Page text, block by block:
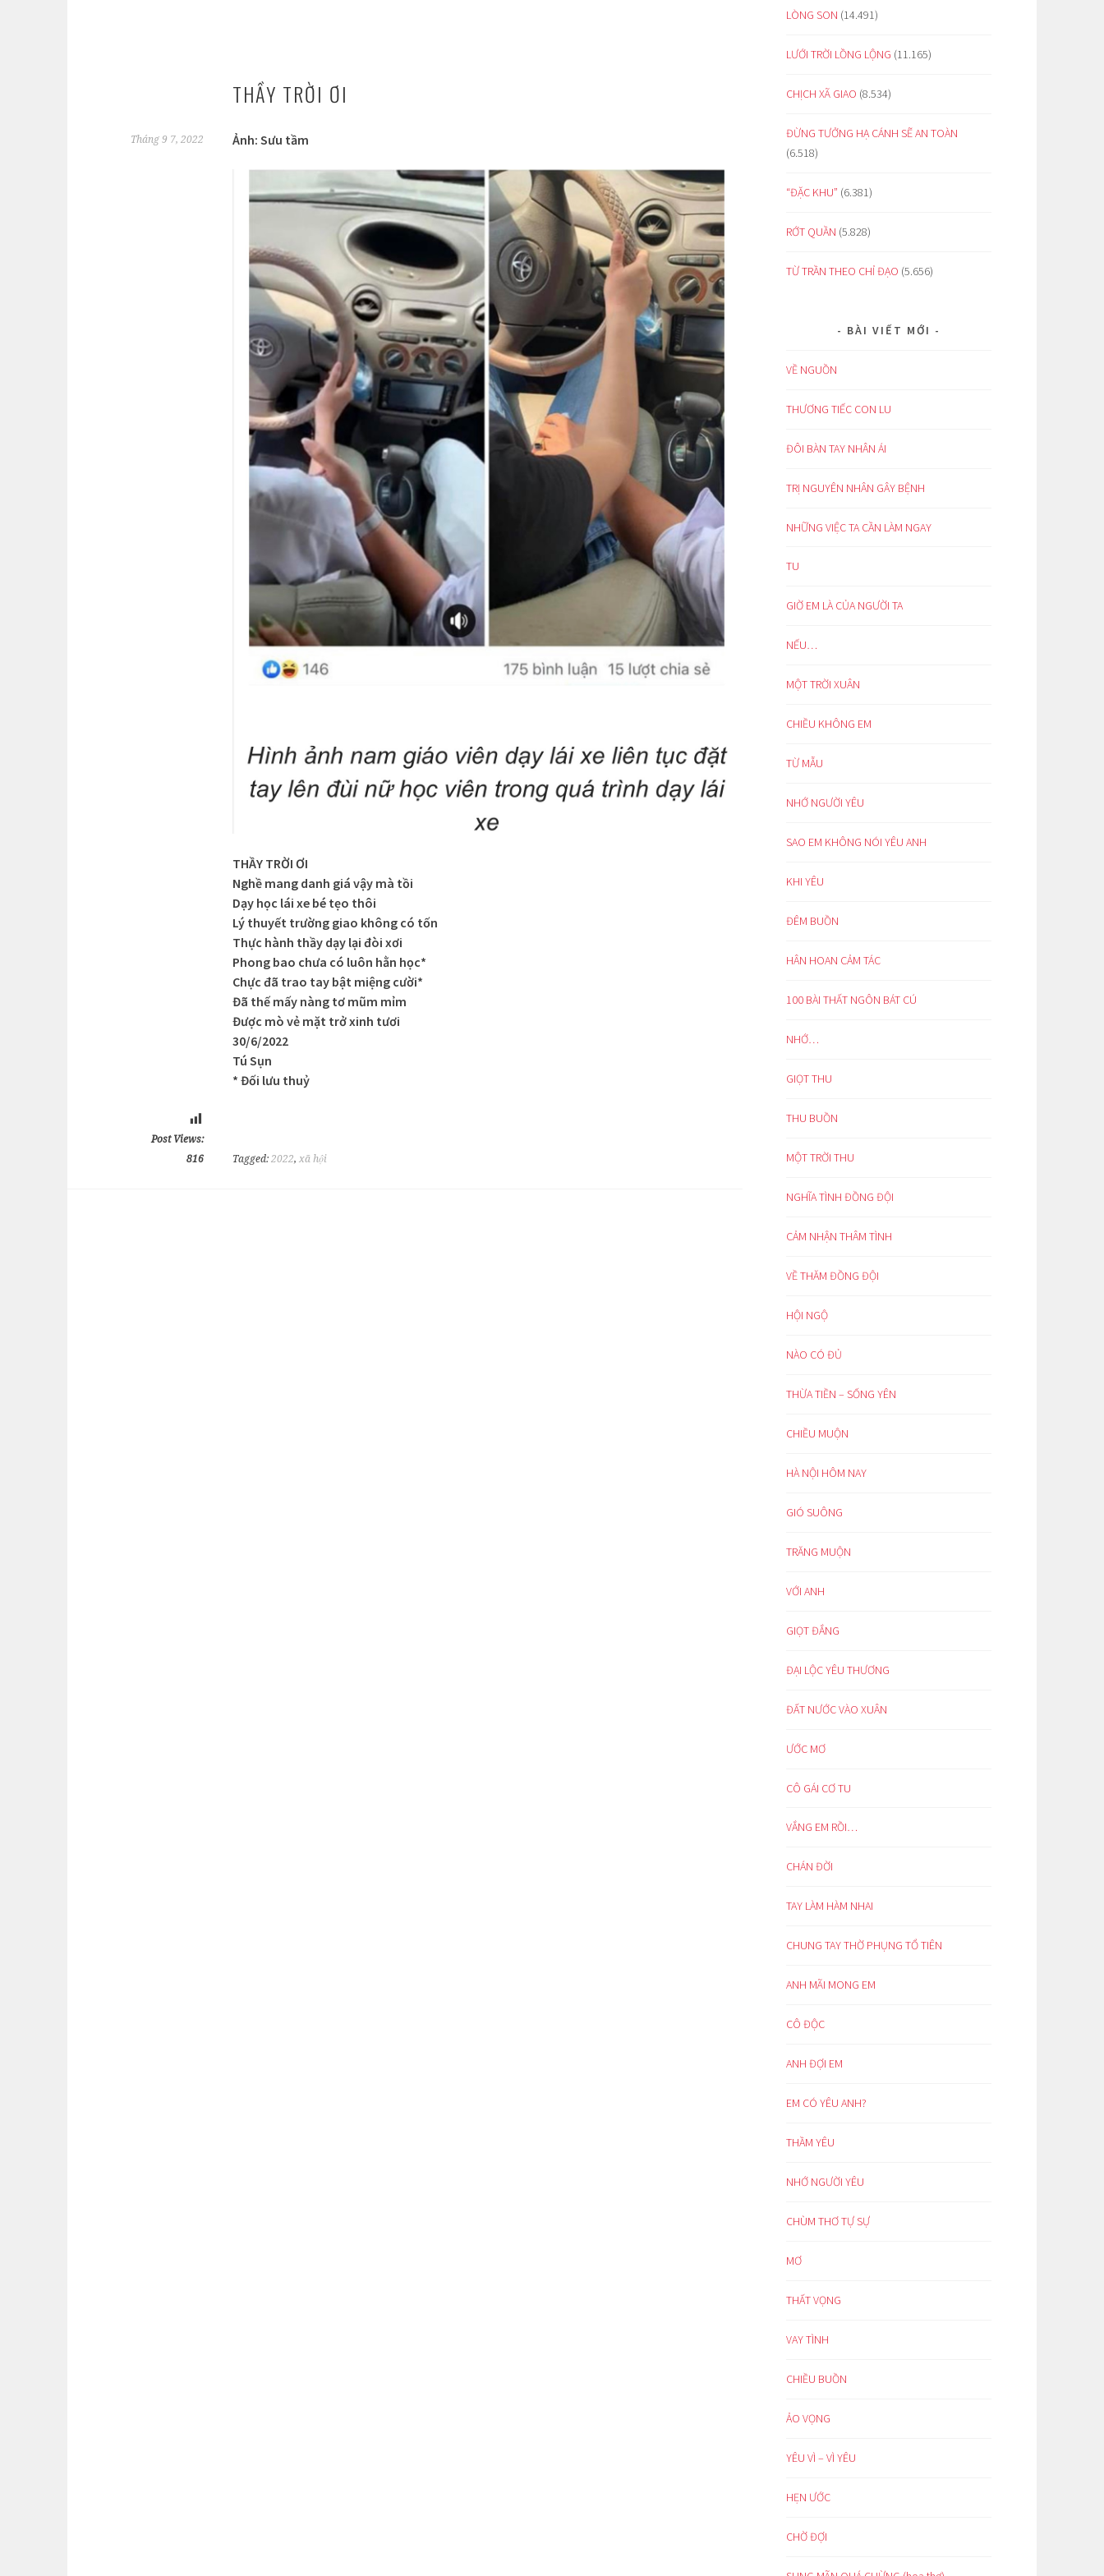
THẦY TRỜI ƠI
Tháng 9 7, 2022 Ảnh: Sưu tầm
THẦY TRỜI ƠI
Nghề mang danh giá vậy mà tồi
Dạy học lái xe bé tẹo thôi
Lý thuyết trường giao không có tốn
Thực hành thầy dạy lại đòi xơi
Phong bao chưa có luôn hằn học*
Chực đã trao tay bật miệng cười*
Đã thế mấy nàng tơ mũm mỉm
Được mò vẻ mặt trở xinh tươi
30/6/2022
Tú Sụn
* Đối lưu thuỷ
Post Views:
816
Tagged: 2022, xã hội
LÒNG SON (14.491)
LƯỚI TRỜI LỒNG LỘNG (11.165)
CHỊCH XÃ GIAO (8.534)
ĐỪNG TƯỞNG HẠ CÁNH SẼ AN TOÀN
(6.518)
“ĐẶC KHU” (6.381)
RỚT QUẦN (5.828)
TỪ TRẦN THEO CHỈ ĐẠO (5.656)
BÀI VIẾT MỚI
VỀ NGUỒN
THƯƠNG TIẾC CON LU
ĐÔI BÀN TAY NHÂN ÁI
TRỊ NGUYÊN NHÂN GÂY BỆNH
NHỮNG VIỆC TA CẦN LÀM NGAY
TU
GIỜ EM LÀ CỦA NGƯỜI TA
NẾU…
MỘT TRỜI XUÂN
CHIỀU KHÔNG EM
TỪ MẪU
NHỚ NGƯỜI YÊU
SAO EM KHÔNG NÓI YÊU ANH
KHI YÊU
ĐÊM BUỒN
HÂN HOAN CẢM TÁC
100 BÀI THẤT NGÔN BÁT CÚ
NHỚ…
GIỌT THU
THU BUỒN
MỘT TRỜI THU
NGHĨA TÌNH ĐỒNG ĐỘI
CẢM NHẬN THÂM TÌNH
VỀ THĂM ĐỒNG ĐỘI
HỘI NGỘ
NÀO CÓ ĐỦ
THỪA TIỀN – SỐNG YÊN
CHIỀU MUỘN
HÀ NỘI HÔM NAY
GIÓ SUÔNG
TRĂNG MUỘN
VỚI ANH
GIỌT ĐẮNG
ĐẠI LỘC YÊU THƯƠNG
ĐẤT NƯỚC VÀO XUÂN
ƯỚC MƠ
CÔ GÁI CƠ TU
VẮNG EM RỒI…
CHÁN ĐỜI
TAY LÀM HÀM NHAI
CHUNG TAY THỜ PHỤNG TỔ TIÊN
ANH MÃI MONG EM
CÔ ĐỘC
ANH ĐỢI EM
EM CÓ YÊU ANH?
THẦM YÊU
NHỚ NGƯỜI YÊU
CHÙM THƠ TỰ SỰ
MƠ
THẤT VỌNG
VAY TÌNH
CHIỀU BUỒN
ẢO VỌNG
YÊU VÌ – VÌ YÊU
HẸN ƯỚC
CHỜ ĐỢI